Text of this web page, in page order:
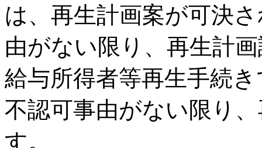
は、再生計画案が可決
由がない限り、再生計
給与所得者等再生手続
不認可事由がない限り
す。